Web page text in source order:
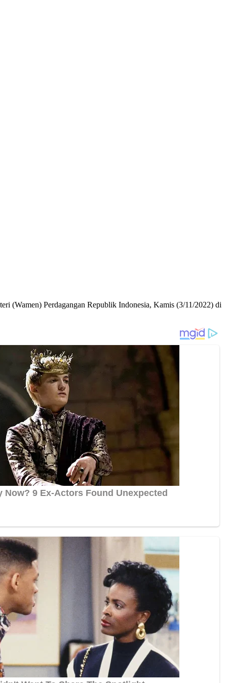
(Wamen) Perdagangan Republik Indonesia, Kamis (3/11/2022) di